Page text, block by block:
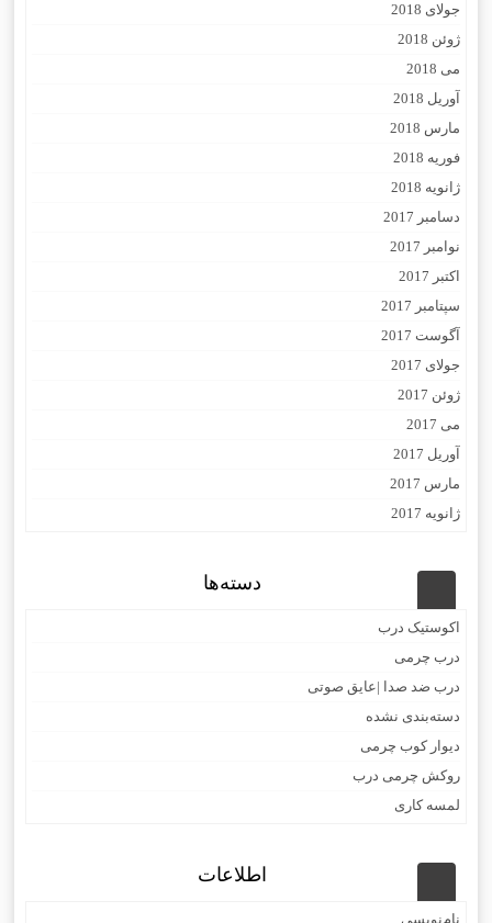
جولای 2018
ژوئن 2018
می 2018
آوریل 2018
مارس 2018
فوریه 2018
ژانویه 2018
دسامبر 2017
نوامبر 2017
اکتبر 2017
سپتامبر 2017
آگوست 2017
جولای 2017
ژوئن 2017
می 2017
آوریل 2017
مارس 2017
ژانویه 2017
دسته‌ها
اکوستیک درب
درب چرمی
درب ضد صدا |عایق صوتی
دسته‌بندی نشده
دیوار کوب چرمی
روکش چرمی درب
لمسه کاری
اطلاعات
نام‌نویسی